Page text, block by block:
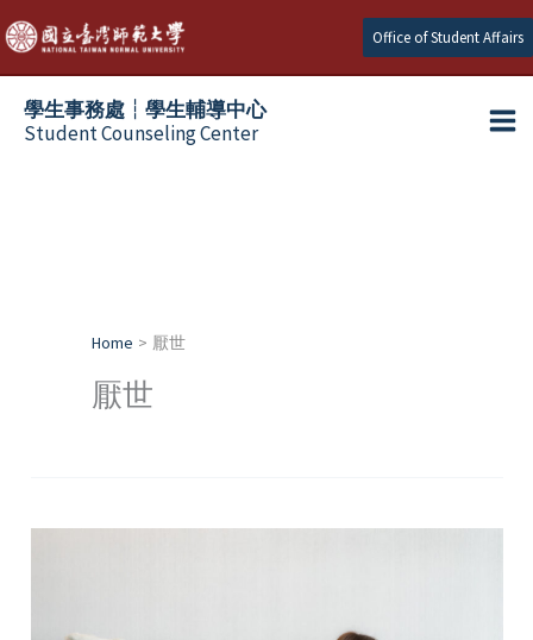
Skip
to
content
Office of Student Affairs
學生事務處┆學生輔導中心
Student Counseling Center
Home 厭世
厭世